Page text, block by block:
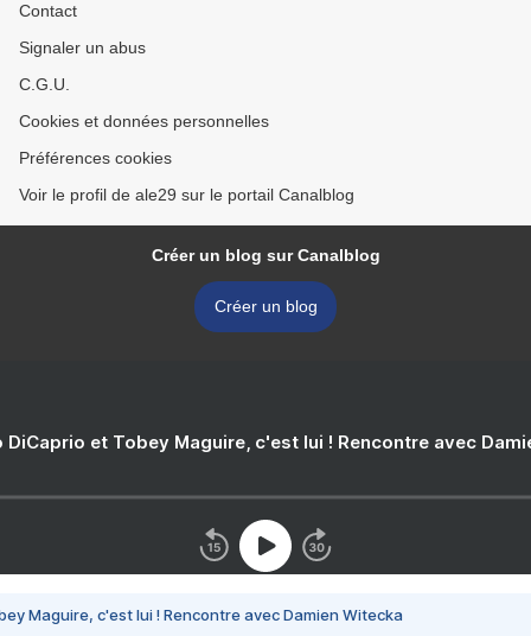
Contact
Signaler un abus
C.G.U.
Cookies et données personnelles
Préférences cookies
Voir le profil de ale29 sur le portail Canalblog
Créer un blog sur Canalblog
Créer un blog
DiCaprio et Tobey Maguire, c'est lui ! Rencontre avec
Maguire, c'est lui ! Rencontre avec Damien Witecka